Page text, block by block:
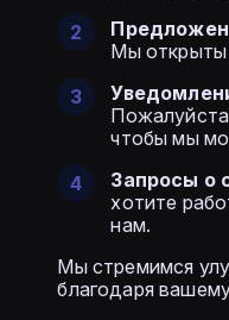
Мы открыты
чтобы мы
Запросы о
хотите
нам.
Мы стремимся
благодаря